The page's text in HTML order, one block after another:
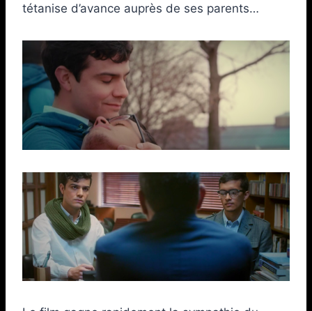
tétanise d’avance auprès de ses parents…